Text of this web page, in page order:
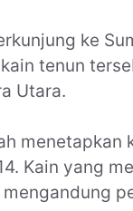
ke
tenun
Utara.
menetapkan
Kain yang